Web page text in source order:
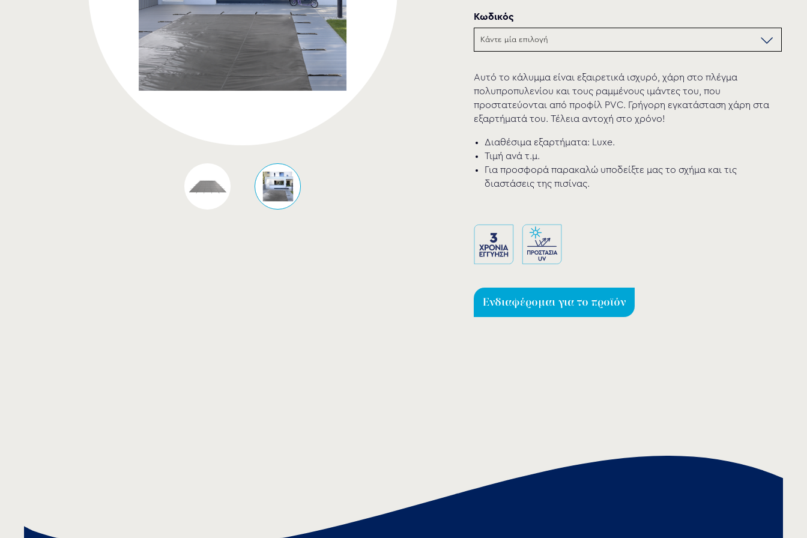
Κωδικός
Αυτό το κάλυμμα είναι εξαιρετικά ισχυρό, χάρη στο πλέγμα
πολυπροπυλενίου και τους ραμμένους ιμάντες του, που
προστατεύονται από προφίλ PVC. Γρήγορη εγκατάσταση χάρη στα
εξαρτήματά του. Τέλεια αντοχή στο χρόνο!
Διαθέσιμα εξαρτήματα: Luxe.
Τιμή ανά τ.μ.
Για προσφορά παρακαλώ υποδείξτε μας το σχήμα και τις
διαστάσεις της πισίνας.
Ενδιαφέρομαι για το προϊόν